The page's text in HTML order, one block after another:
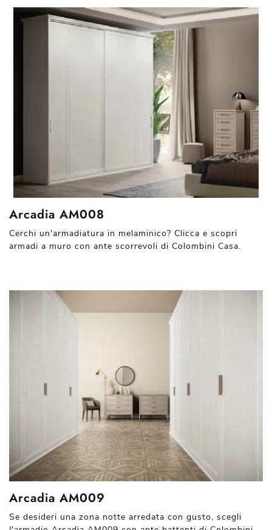
Arcadia AM008
Cerchi un'armadiatura in melaminico? Clicca e scopri
armadi a muro con ante scorrevoli di Colombini Casa.
Arcadia AM009
Se desideri una zona notte arredata con gusto, scegli